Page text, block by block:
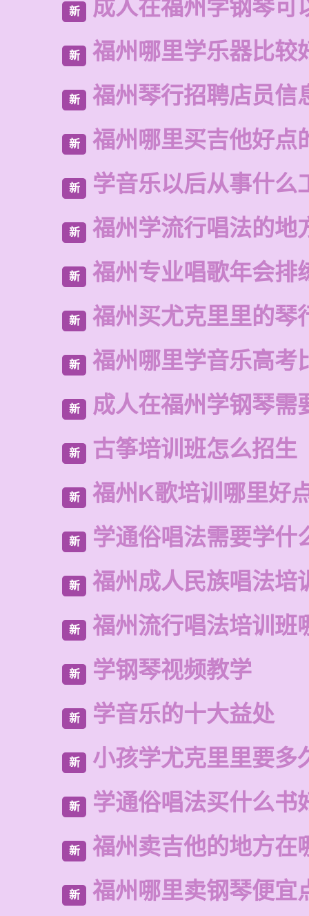
新 成人在福州学钢琴可
新 福州哪里学乐器比较
新 福州琴行招聘店员信
新 福州哪里买吉他好点
新 学音乐以后从事什么
新 福州学流行唱法的地
新 福州专业唱歌年会排
新 福州买尤克里里的琴
新 福州哪里学音乐高考
新 成人在福州学钢琴需
新 古筝培训班怎么招生
新 福州K歌培训哪里好
新 学通俗唱法需要学什
新 福州成人民族唱法培
新 福州流行唱法培训班
新 学钢琴视频教学
新 学音乐的十大益处
新 小孩学尤克里里要多
新 学通俗唱法买什么书
新 福州卖吉他的地方在
新 福州哪里卖钢琴便宜